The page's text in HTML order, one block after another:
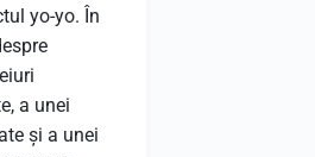
yo-yo. În
a unei
și a unei